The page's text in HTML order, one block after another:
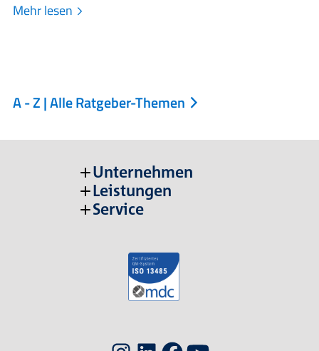
Mehr lesen
A - Z | Alle Ratgeber-Themen
Unternehmen
Leistungen
Service